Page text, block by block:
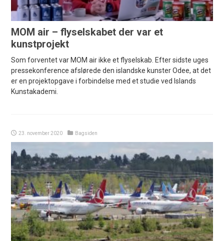
MOM air – flyselskabet der var et
kunstprojekt
Som forventet var MOM air ikke et flyselskab. Efter sidste uges
pressekonference afslørede den islandske kunster Odee, at det
er en projektopgave i forbindelse med et studie ved Islands
Kunstakademi.
23. november 2020 Bagsiden